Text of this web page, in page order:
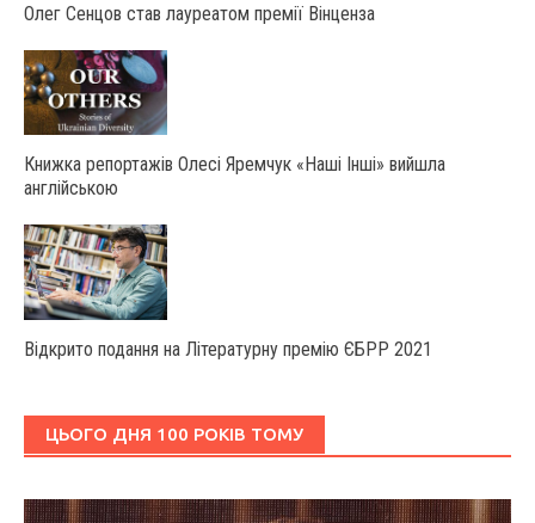
Олег Сенцов став лауреатом премії Вінценза
Книжка репортажів Олесі Яремчук «Наші Інші» вийшла
англійською
Відкрито подання на Літературну премію ЄБРР 2021
ЦЬОГО ДНЯ 100 РОКІВ ТОМУ